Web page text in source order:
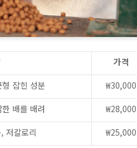
가격
잡힌 성분
₩30,000
배를 배려
₩28,000
저칼로리 ₩25,000